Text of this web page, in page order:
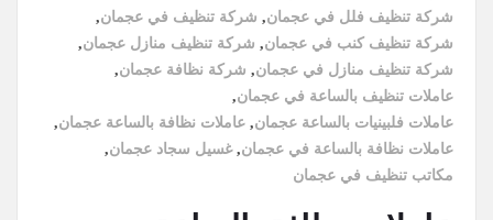
شركة تنظيف فلل في عجمان, شركة تنظيف في عجمان,
شركة تنظيف كنب في عجمان, شركة تنظيف منازل عجمان,
شركة تنظيف منازل في عجمان, شركة نظافة عجمان,
عاملات تنظيف بالساعة في عجمان,
عاملات فلبينيات بالساعة عجمان, عاملات نظافة بالساعة عجمان,
عاملات نظافة بالساعة في عجمان,غسيل سجاد عجمان,
مكاتب تنظيف في عجمان